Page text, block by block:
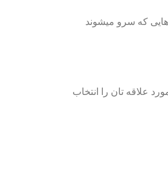
که سرو میشوند
علاقه تان را انتخاب